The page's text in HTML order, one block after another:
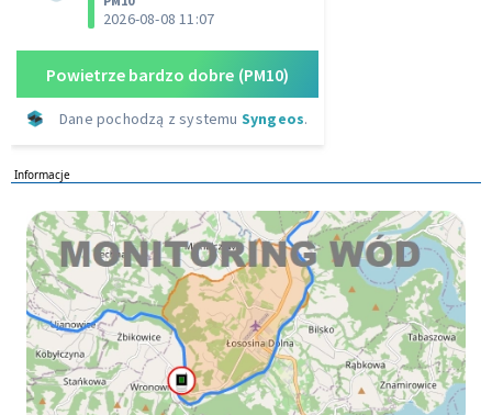
Informacje
Monitoring wod